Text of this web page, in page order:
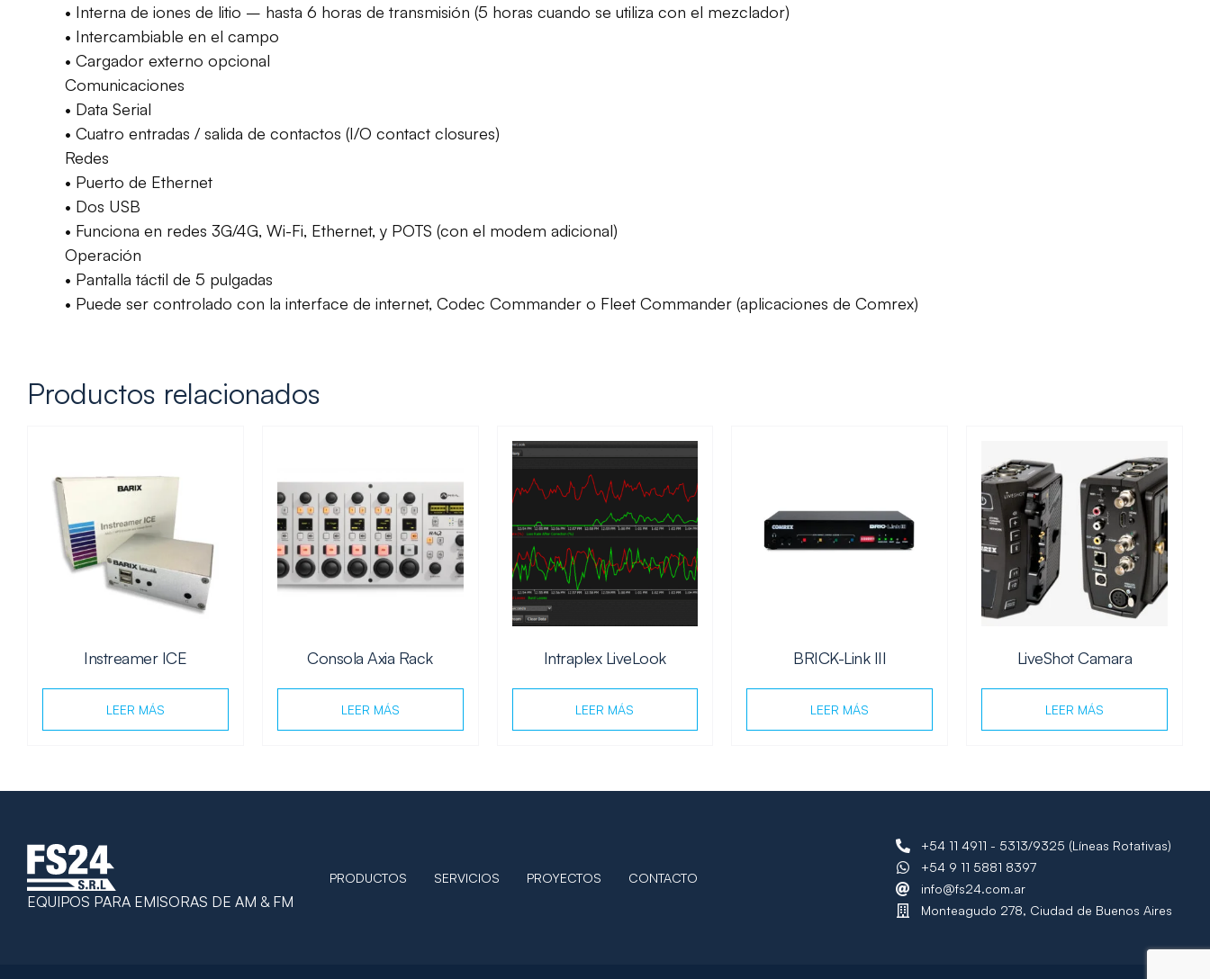
• Interna de iones de litio – hasta 6 horas de transmisión (5 horas cuando se utiliza con el mezclador)
• Intercambiable en el campo
• Cargador externo opcional
Comunicaciones
• Data Serial
• Cuatro entradas / salida de contactos (I/O contact closures)
Redes
• Puerto de Ethernet
• Dos USB
• Funciona en redes 3G/4G, Wi-Fi, Ethernet, y POTS (con el modem adicional)
Operación
• Pantalla táctil de 5 pulgadas
• Puede ser controlado con la interface de internet, Codec Commander o Fleet Commander (aplicaciones de Comrex)
Productos relacionados
Instreamer ICE
LEER MÁS
Consola Axia Rack
LEER MÁS
Intraplex LiveLook
LEER MÁS
BRICK-Link III
LEER MÁS
LiveShot Camara
LEER MÁS
EQUIPOS PARA EMISORAS DE AM & FM
PRODUCTOS SERVICIOS PROYECTOS CONTACTO
+54 11 4911 - 5313/9325 (Líneas Rotativas)
+54 9 11 5881 8397
info@fs24.com.ar
Monteagudo 278, Ciudad de Buenos Aires